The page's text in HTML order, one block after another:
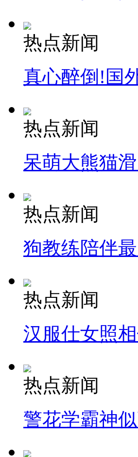
热点新闻
真心醉倒!国
热点新闻
呆萌大熊猫
热点新闻
狗教练陪伴
热点新闻
汉服仕女照
热点新闻
警花学霸神